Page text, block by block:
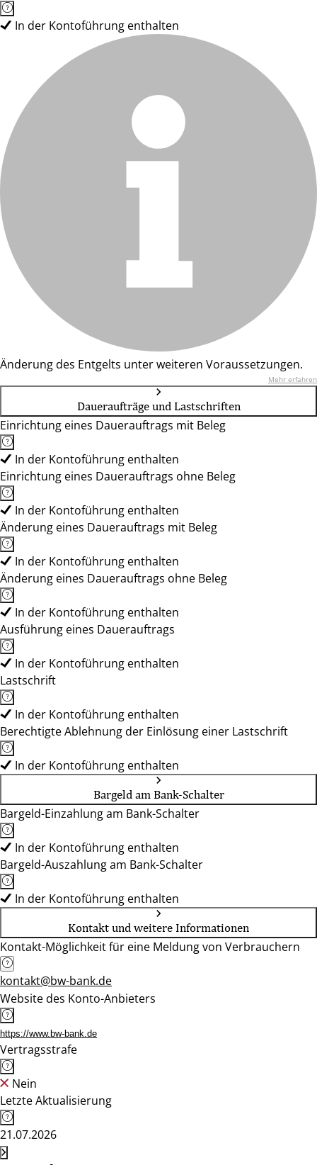
In der Kontoführung enthalten
Änderung des Entgelts unter weiteren Voraussetzungen.
Mehr erfahren
Daueraufträge und Lastschriften
Einrichtung eines Dauerauftrags mit Beleg
In der Kontoführung enthalten
Einrichtung eines Dauerauftrags ohne Beleg
In der Kontoführung enthalten
Änderung eines Dauerauftrags mit Beleg
In der Kontoführung enthalten
Änderung eines Dauerauftrags ohne Beleg
In der Kontoführung enthalten
Ausführung eines Dauerauftrags
In der Kontoführung enthalten
Lastschrift
In der Kontoführung enthalten
Berechtigte Ablehnung der Einlösung einer Lastschrift
In der Kontoführung enthalten
Bargeld am Bank-Schalter
Bargeld-Einzahlung am Bank-Schalter
In der Kontoführung enthalten
Bargeld-Auszahlung am Bank-Schalter
In der Kontoführung enthalten
Kontakt und weitere Informationen
Kontakt-Möglichkeit für eine Meldung von Verbrauchern
kontakt@bw-bank.de
Website des Konto-Anbieters
https://www.bw-bank.de
Vertragsstrafe
Nein
Letzte Aktualisierung
21.07.2026